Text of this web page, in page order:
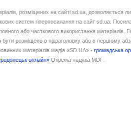
розміщених на сайті sd.ua, дозволяється
систем гіперпосилання на сайт sd.ua.
або часткового використання матеріалів.
розміщено в підзаголовку або в першому
матеріалів медіа «SD.UA» -громадська
онлайн» Окрема подяка MDF.